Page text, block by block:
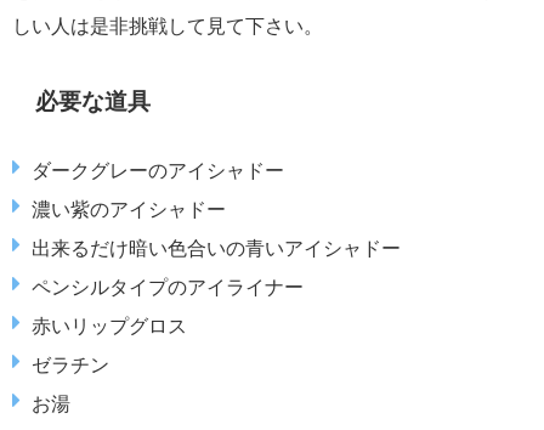
しい人は是非挑戦して見て下さい。
必要な道具
ダークグレーのアイシャドー
濃い紫のアイシャドー
出来るだけ暗い色合いの青いアイシャドー
ペンシルタイプのアイライナー
赤いリップグロス
ゼラチン
お湯